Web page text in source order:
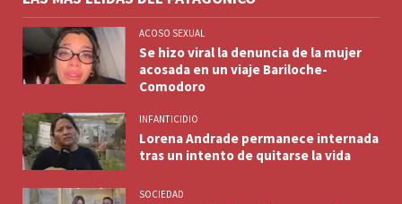
ACOSO SEXUAL
Se hizo viral la denuncia de la mujer
acosada en un viaje Bariloche-
Comodoro
INFANTICIDIO
Lorena Andrade permanece internada
tras un intento de quitarse la vida
SOCIEDAD